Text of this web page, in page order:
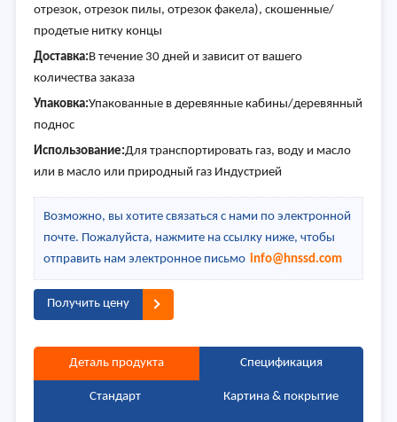
отрезок, отрезок пилы, отрезок факела), скошенные/
продетые нитку концы
Доставка:В течение 30 дней и зависит от вашего
количества заказа
Упаковка:Упакованные в деревянные кабины/деревянный
поднос
Использование:Для транспортировать газ, воду и масло
или в масло или природный газ Индустрией
Возможно, вы хотите связаться с нами по электронной
почте. Пожалуйста, нажмите на ссылку ниже, чтобы
отправить нам электронное письмо info@hnssd.com
Получить цену
Деталь продукта Спецификация
Стандарт Картина & покрытие